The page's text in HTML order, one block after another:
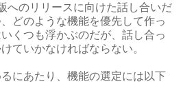
へのリリースに向けた話し合いだ
どのような機能を優先して作っ
くつも浮かぶのだが、話し合っ
ていかなければならない。
にあたり、機能の選定には以下